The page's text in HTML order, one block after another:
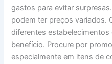
gastos para evitar
podem ter preços variados.
diferentes
benefício. Procure por
especialmente em itens de